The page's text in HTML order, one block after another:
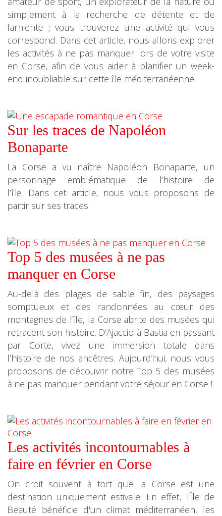
simplement à la recherche de détente et de
farniente ; vous trouverez une activité qui vous
correspond. Dans cet article, nous allons explorer
les activités à ne pas manquer lors de votre visite
en Corse, afin de vous aider à planifier un week-
end inoubliable sur cette île méditerranéenne.
Sur les traces de Napoléon
Bonaparte
La Corse a vu naître Napoléon Bonaparte, un
personnage emblématique de l’histoire de
l’île. Dans cet article, nous vous proposons de
partir sur ses traces.
Top 5 des musées à ne pas
manquer en Corse
Au-delà des plages de sable fin, des paysages
somptueux et des randonnées au cœur des
montagnes de l’île, la Corse abrite des musées qui
retracent son histoire. D’Ajaccio à Bastia en passant
par Corte, vivez une immersion totale dans
l’histoire de nos ancêtres. Aujourd’hui, nous vous
proposons de découvrir notre Top 5 des musées
à ne pas manquer pendant votre séjour en Corse !
Les activités incontournables à
faire en février en Corse
On croit souvent à tort que la Corse est une
destination uniquement estivale. En effet, l'Île de
Beauté bénéficie d'un climat méditerranéen, les